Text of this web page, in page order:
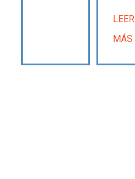
LEER
MÁS